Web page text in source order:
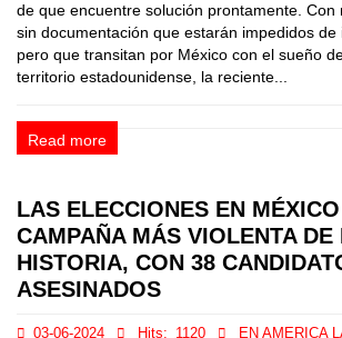
de que encuentre solución prontamente. Con
sin documentación que estarán impedidos de
pero que transitan por México con el sueño
territorio estadounidense, la reciente...
Read more
LAS ELECCIONES EN
CAMPAÑA MÁS VIOLENTA DE
HISTORIA, CON 38
ASESINADOS
03-06-2024 Hits: 1120 EN AMERICA